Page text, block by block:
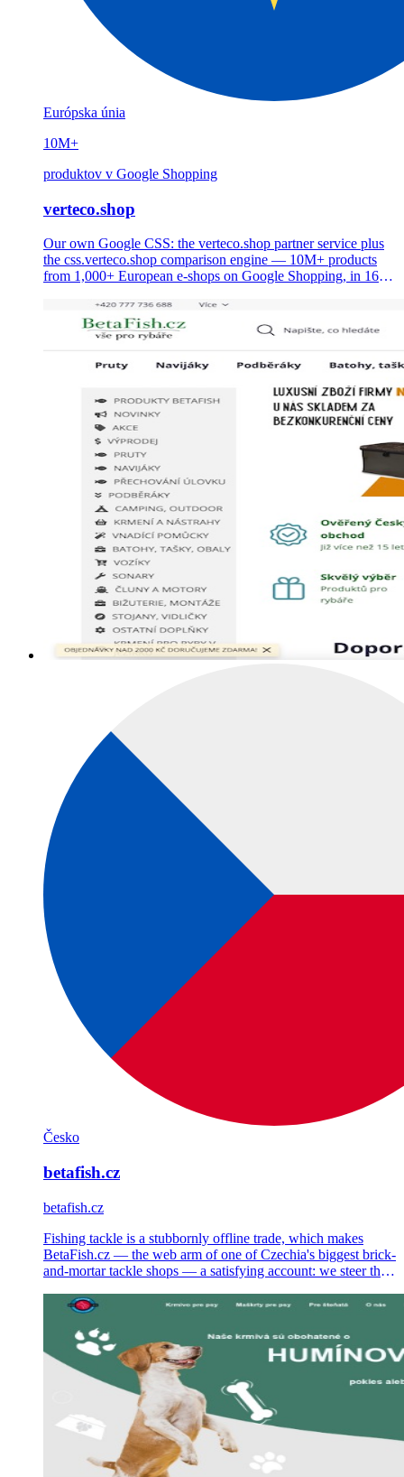
Európska únia
10M+
produktov v Google Shopping
verteco.shop
Our own Google CSS: the verteco.shop partner service plus
the css.verteco.shop comparison engine — 10M+ products
from 1,000+ European e-shops on Google Shopping, in 16
Česko
betafish.cz
betafish.cz
Fishing tackle is a stubbornly offline trade, which makes
BetaFish.cz — the web arm of one of Czechia's biggest brick-
and-mortar tackle shops — a satisfying account: we steer the